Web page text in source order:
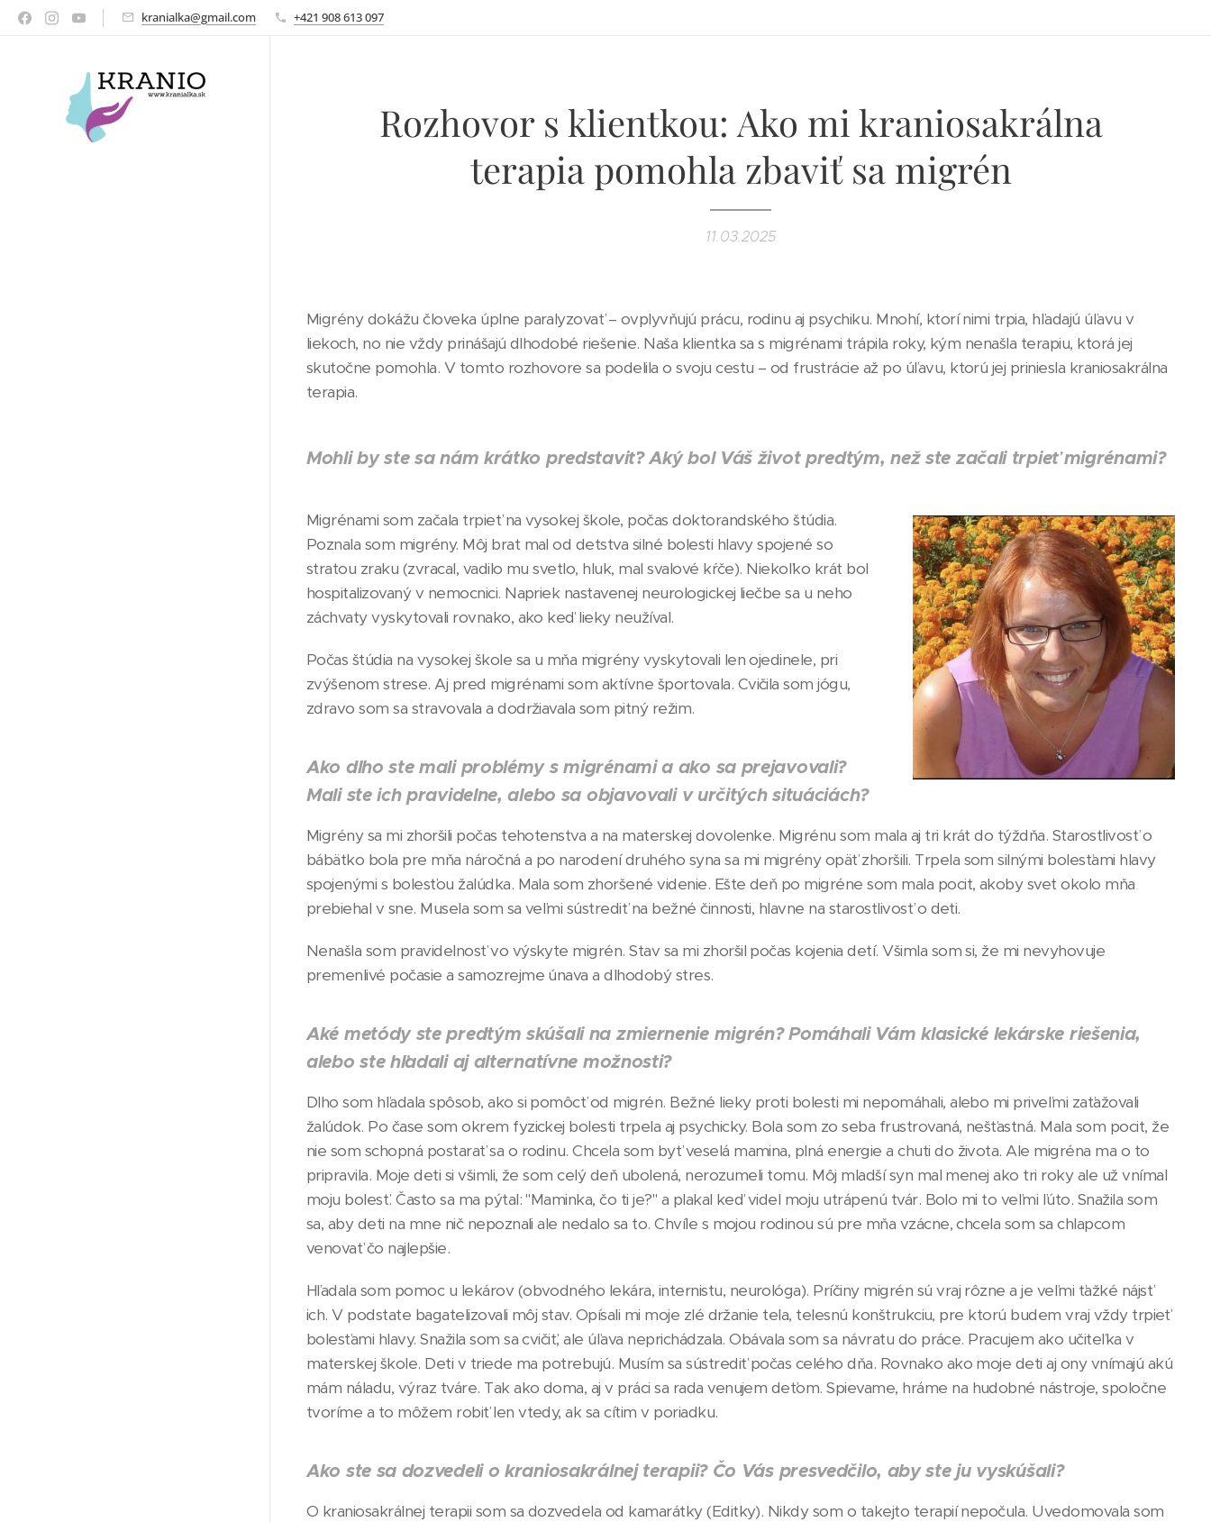
kranialka@gmail.com +421 908 613 097
Rozhovor s klientkou: Ako mi kraniosakrálna
terapia pomohla zbaviť sa migrén
11.03.2025
Migrény dokážu človeka úplne paralyzovať – ovplyvňujú prácu, rodinu aj psychiku. Mnohí, ktorí nimi trpia, hľadajú úľavu v
liekoch, no nie vždy prinášajú dlhodobé riešenie. Naša klientka sa s migrénami trápila roky, kým nenašla terapiu, ktorá jej
skutočne pomohla. V tomto rozhovore sa podelila o svoju cestu – od frustrácie až po úľavu, ktorú jej priniesla kraniosakrálna
terapia.
Mohli by ste sa nám krátko predstaviť? Aký bol Váš život predtým, než ste začali trpieť migrénami?
Migrénami som začala trpieť na vysokej škole, počas doktorandského štúdia.
Poznala som migrény. Môj brat mal od detstva silné bolesti hlavy spojené so
stratou zraku (zvracal, vadilo mu svetlo, hluk, mal svalové kŕče). Niekoľko krát bol
hospitalizovaný v nemocnici. Napriek nastavenej neurologickej liečbe sa u neho
záchvaty vyskytovali rovnako, ako keď lieky neužíval.
Počas štúdia na vysokej škole sa u mňa migrény vyskytovali len ojedinele, pri
zvýšenom strese. Aj pred migrénami som aktívne športovala. Cvičila som jógu,
zdravo som sa stravovala a dodržiavala som pitný režim.
Ako dlho ste mali problémy s migrénami a ako sa prejavovali?
Mali ste ich pravidelne, alebo sa objavovali v určitých situáciách?
Migrény sa mi zhoršili počas tehotenstva a na materskej dovolenke. Migrénu som mala aj tri krát do týždňa. Starostlivosť o
bábätko bola pre mňa náročná a po narodení druhého syna sa mi migrény opäť zhoršili. Trpela som silnými bolesťami hlavy
spojenými s bolesťou žalúdka. Mala som zhoršené videnie. Ešte deň po migréne som mala pocit, akoby svet okolo mňa
prebiehal v sne. Musela som sa veľmi sústrediť na bežné činnosti, hlavne na starostlivosť o deti.
Nenašla som pravidelnosť vo výskyte migrén. Stav sa mi zhoršil počas kojenia detí. Všimla som si, že mi nevyhovuje
premenlivé počasie a samozrejme únava a dlhodobý stres.
Aké metódy ste predtým skúšali na zmiernenie migrén? Pomáhali Vám klasické lekárske riešenia,
alebo ste hľadali aj alternatívne možnosti?
Dlho som hľadala spôsob, ako si pomôcť od migrén. Bežné lieky proti bolesti mi nepomáhali, alebo mi priveľmi zaťažovali
žalúdok. Po čase som okrem fyzickej bolesti trpela aj psychicky. Bola som zo seba frustrovaná, nešťastná. Mala som pocit, že
nie som schopná postarať sa o rodinu. Chcela som byť veselá mamina, plná energie a chuti do života. Ale migréna ma o to
pripravila. Moje deti si všimli, že som celý deň ubolená, nerozumeli tomu. Môj mladší syn mal menej ako tri roky ale už vnímal
moju bolesť. Často sa ma pýtal: "Maminka, čo ti je?" a plakal keď videl moju utrápenú tvár. Bolo mi to veľmi ľúto. Snažila som
sa, aby deti na mne nič nepoznali ale nedalo sa to. Chvíle s mojou rodinou sú pre mňa vzácne, chcela som sa chlapcom
venovať čo najlepšie.
Hľadala som pomoc u lekárov (obvodného lekára, internistu, neurológa). Príčiny migrén sú vraj rôzne a je veľmi ťažké nájsť
ich. V podstate bagatelizovali môj stav. Opísali mi moje zlé držanie tela, telesnú konštrukciu, pre ktorú budem vraj vždy trpieť
bolesťami hlavy. Snažila som sa cvičiť, ale úľava neprichádzala. Obávala som sa návratu do práce. Pracujem ako učiteľka v
materskej škole. Deti v triede ma potrebujú. Musím sa sústrediť počas celého dňa. Rovnako ako moje deti aj ony vnímajú akú
mám náladu, výraz tváre. Tak ako doma, aj v práci sa rada venujem deťom. Spievame, hráme na hudobné nástroje, spoločne
tvoríme a to môžem robiť len vtedy, ak sa cítim v poriadku.
Ako ste sa dozvedeli o kraniosakrálnej terapii? Čo Vás presvedčilo, aby ste ju vyskúšali?
O kraniosakrálnej terapii som sa dozvedela od kamarátky (Editky). Nikdy som o takejto terapií nepočula. Uvedomovala som